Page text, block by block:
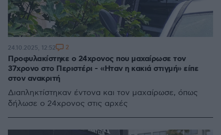
Προφυλακίστηκε ο 24χρονος που μαχαίρωσε τον
37χρονο στο Περιστέρι - «Ηταν η κακιά στιγμή» είπε
στον ανακριτή
Διαπληκτίστηκαν έντονα και τον μαχαίρωσε, όπως
δήλωσε ο 24χρονος στις αρχές
24.10.2025, 12:52 2